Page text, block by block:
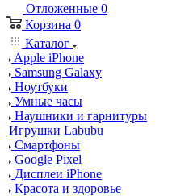
Отложенные 0
Корзина 0
Каталог
Apple iPhone
Samsung Galaxy
Ноутбуки
Умные часы
Наушники и гарнитуры
Игрушки Labubu
Смартфоны
Google Pixel
Дисплеи iPhone
Красота и здоровье